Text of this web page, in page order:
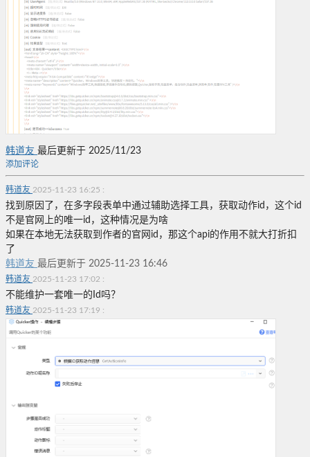
韩道友 最后更新于 2025/11/23
添加评论
韩道友 2025-11-23 16:25 :
找到原因了，在多字段表单中通过辅助选择工具，获取动作id，这个id
不是官网上的唯一id，这种情况是为啥
如果在本地无法获取到作者的官网id，那这个api的作用不就大打折扣
了
韩道友 最后更新于 2025-11-23 16:46
韩道友 2025-11-23 17:02 :
不能维护一套唯一的Id吗？
韩道友 2025-11-23 17:19 :